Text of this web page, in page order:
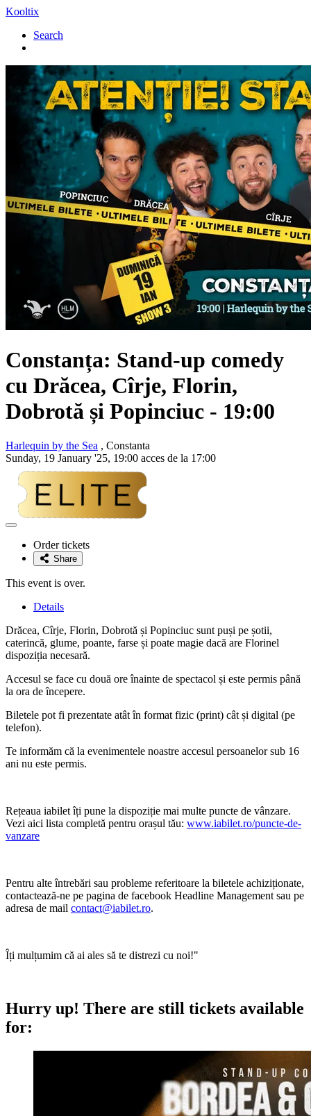
Kooltix
Search
Constanța: Stand-up comedy
cu Drăcea, Cîrje, Florin,
Dobrotă și Popinciuc - 19:00
Harlequin by the Sea , Constanta
Sunday, 19 January '25, 19:00 acces de la 17:00
Adaugă
favoriteOrder tickets
Share
This event is over.
Details
Drăcea, Cîrje, Florin, Dobrotă și Popinciuc sunt puși pe șotii,
caterincă, glume, poante, farse și poate magie dacă are Florinel
dispoziția necesară.
Accesul se face cu două ore înainte de spectacol și este permis până
la ora de începere.
Biletele pot fi prezentate atât în format fizic (print) cât și digital (pe
telefon).
Te informăm că la evenimentele noastre accesul persoanelor sub 16
ani nu este permis.
Rețeaua iabilet îți pune la dispoziție mai multe puncte de vânzare.
Vezi aici lista completă pentru orașul tău: www.iabilet.ro/puncte-de-
vanzare
Pentru alte întrebări sau probleme referitoare la biletele achiziționate,
contactează-ne pe pagina de facebook Headline Management sau pe
adresa de mail contact@iabilet.ro.
Îți mulțumim că ai ales să te distrezi cu noi!"
Hurry up! There are still tickets available
for: